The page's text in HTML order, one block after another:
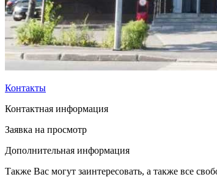
Контакты
Контактная информация
Заявка на просмотр
Дополнительная информация
Также Вас могут заинтересовать, а также все